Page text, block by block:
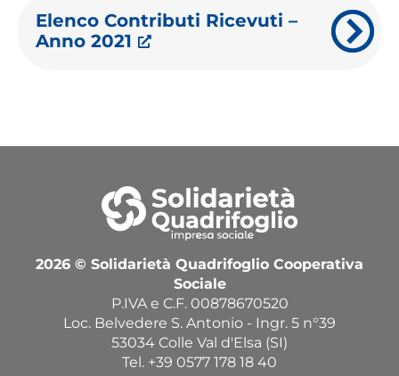
Elenco Contributi Ricevuti –
Anno 2021
2026 © Solidarietà Quadrifoglio Cooperativa
Sociale
P.IVA e C.F. 00878670520
Loc. Belvedere S. Antonio - Ingr. 5 n°39
53034 Colle Val d'Elsa (SI)
Tel. +39 0577 178 18 40